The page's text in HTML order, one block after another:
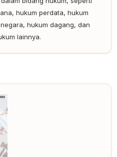
hukum perdata, hukum
hukum dagang, dan
lainnya.